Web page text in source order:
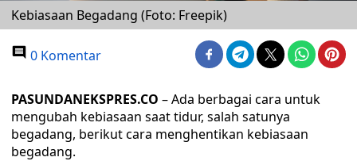
Kebiasaan Begadang (Foto: Freepik)
0 Komentar
PASUNDANEKSPRES.CO – Ada berbagai cara untuk
mengubah kebiasaan saat tidur, salah satunya
begadang, berikut cara menghentikan kebiasaan
begadang.